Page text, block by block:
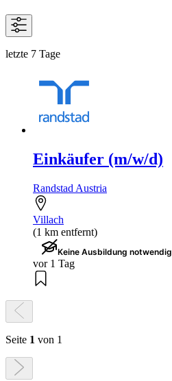
letzte 7 Tage
Einkäufer (m/w/d)
Randstad Austria
Villach
(1 km entfernt)
Keine Ausbildung notwendig
vor 1 Tag
Seite 1 von 1